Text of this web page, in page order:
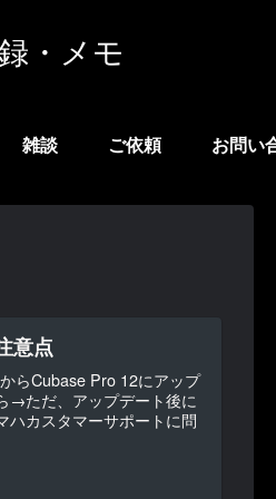
・メモ
雑談 ご依頼 お問い
意点
らCubase Pro 12にアップ
→ただ、アップデート後に
ハカスタマーサポートに問